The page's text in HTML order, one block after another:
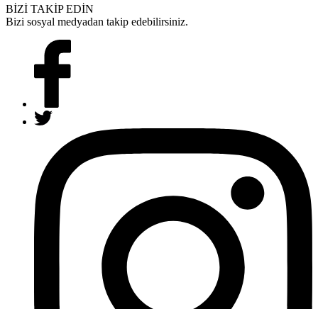
BİZİ TAKİP EDİN
Bizi sosyal medyadan takip edebilirsiniz.